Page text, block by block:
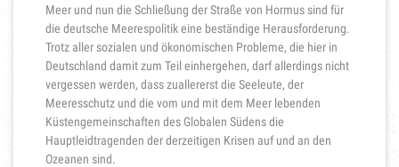
Meer und nun die Schließung der Straße von Hormus sind für
die deutsche Meerespolitik eine beständige Herausforderung.
Trotz aller sozialen und ökonomischen Probleme, die hier in
Deutschland damit zum Teil einhergehen, darf allerdings nicht
vergessen werden, dass zuallererst die Seeleute, der
Meeresschutz und die vom und mit dem Meer lebenden
Küstengemeinschaften des Globalen Südens die
Hauptleidtragenden der derzeitigen Krisen auf und an den
Ozeanen sind.